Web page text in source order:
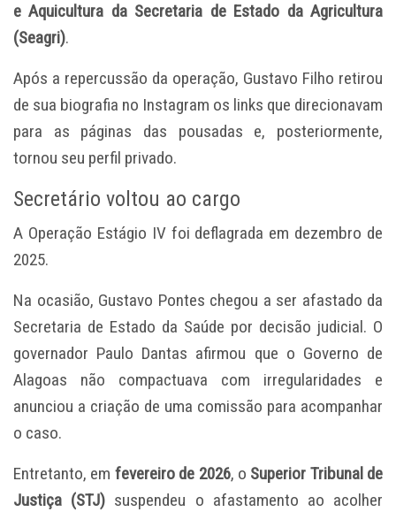
e Aquicultura da Secretaria de Estado da Agricultura
(Seagri).
Após a repercussão da operação, Gustavo Filho retirou
de sua biografia no Instagram os links que direcionavam
para as páginas das pousadas e, posteriormente,
tornou seu perfil privado.
Secretário voltou ao cargo
A Operação Estágio IV foi deflagrada em dezembro de
2025.
Na ocasião, Gustavo Pontes chegou a ser afastado da
Secretaria de Estado da Saúde por decisão judicial. O
governador Paulo Dantas afirmou que o Governo de
Alagoas não compactuava com irregularidades e
anunciou a criação de uma comissão para acompanhar
o caso.
Entretanto, em fevereiro de 2026, o Superior Tribunal de
Justiça (STJ) suspendeu o afastamento ao acolher